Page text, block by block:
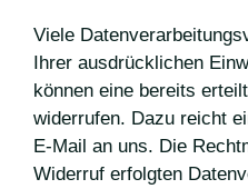
Viele
Ihrer ausdrücklichen
können eine bereits
widerrufen. Dazu reicht
E-Mail an uns. Die
Widerruf erfolgten